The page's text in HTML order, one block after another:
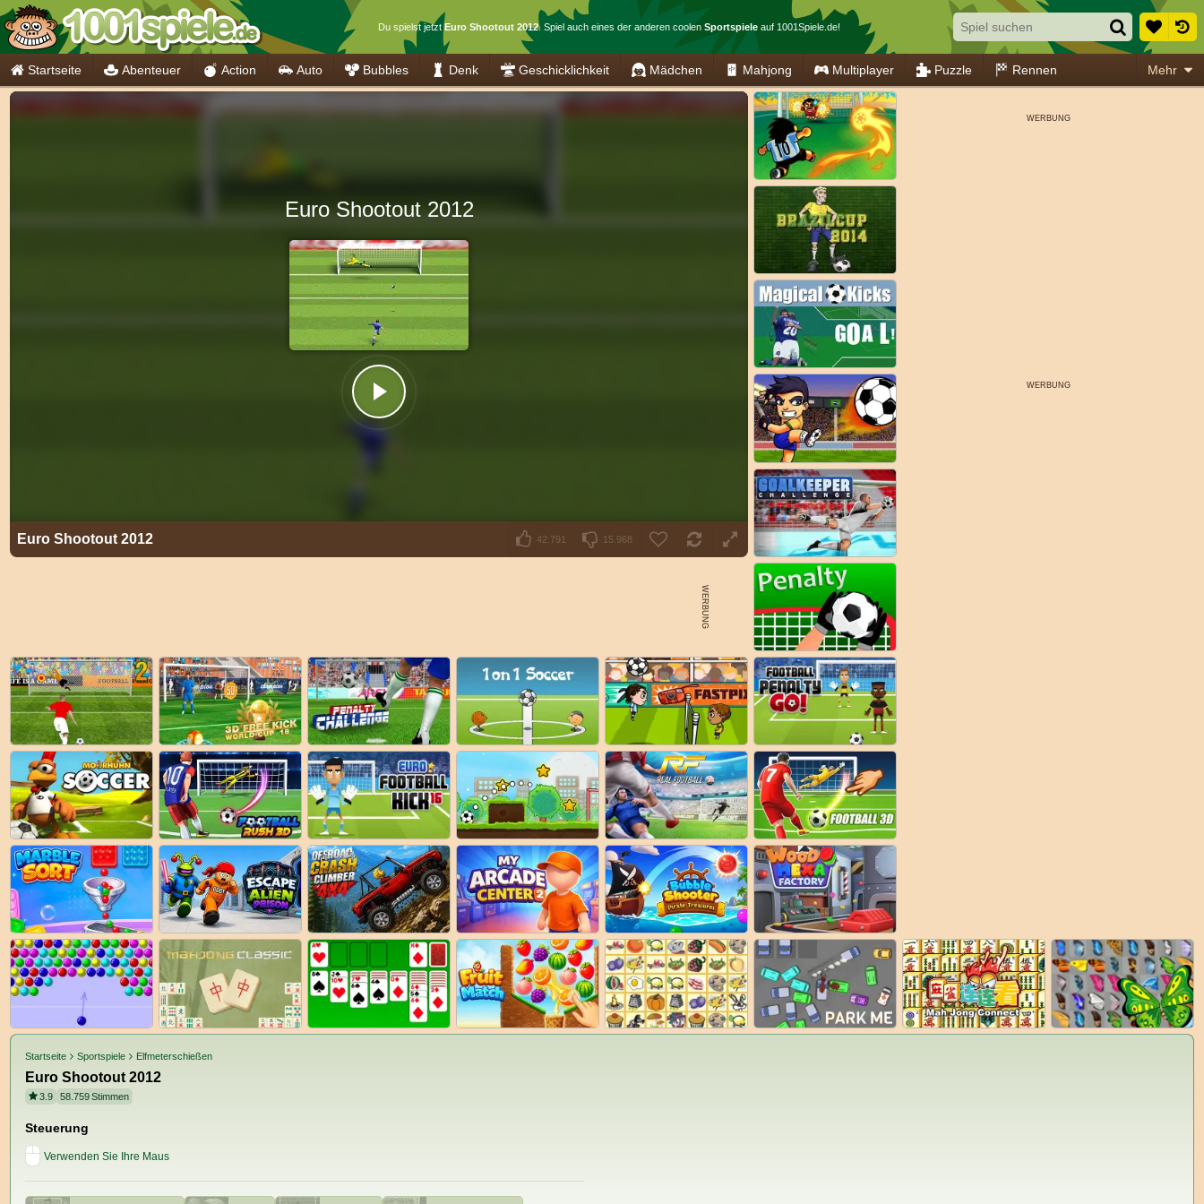
Du spielst jetztEuro Shootout 2012. Spiel auch eines der anderen coolen Sportspieleauf 1001Spiele.de!
Startseite Abenteuer Action Auto Bubbles Denk Geschicklichkeit Mädchen Mahjong Multiplayer Puzzle Rennen Mehr
Euro Shootout 2012
Euro Shootout 2012 42.791 15.968
Startseite Sportspiele Elfmeterschießen
Euro Shootout 2012
3.9 58.759Stimmen
Steuerung
Verwenden Sie Ihre Maus